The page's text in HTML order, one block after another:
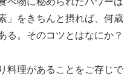
」をきちんと摂れば、何歳
る。そのコツとはなにか？
料理があることをご存じで